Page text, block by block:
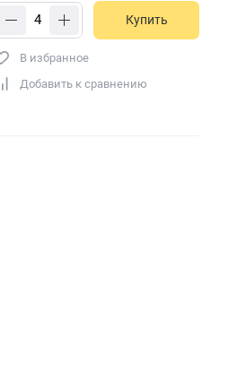
Купить
В избранное
Добавить к сравнению